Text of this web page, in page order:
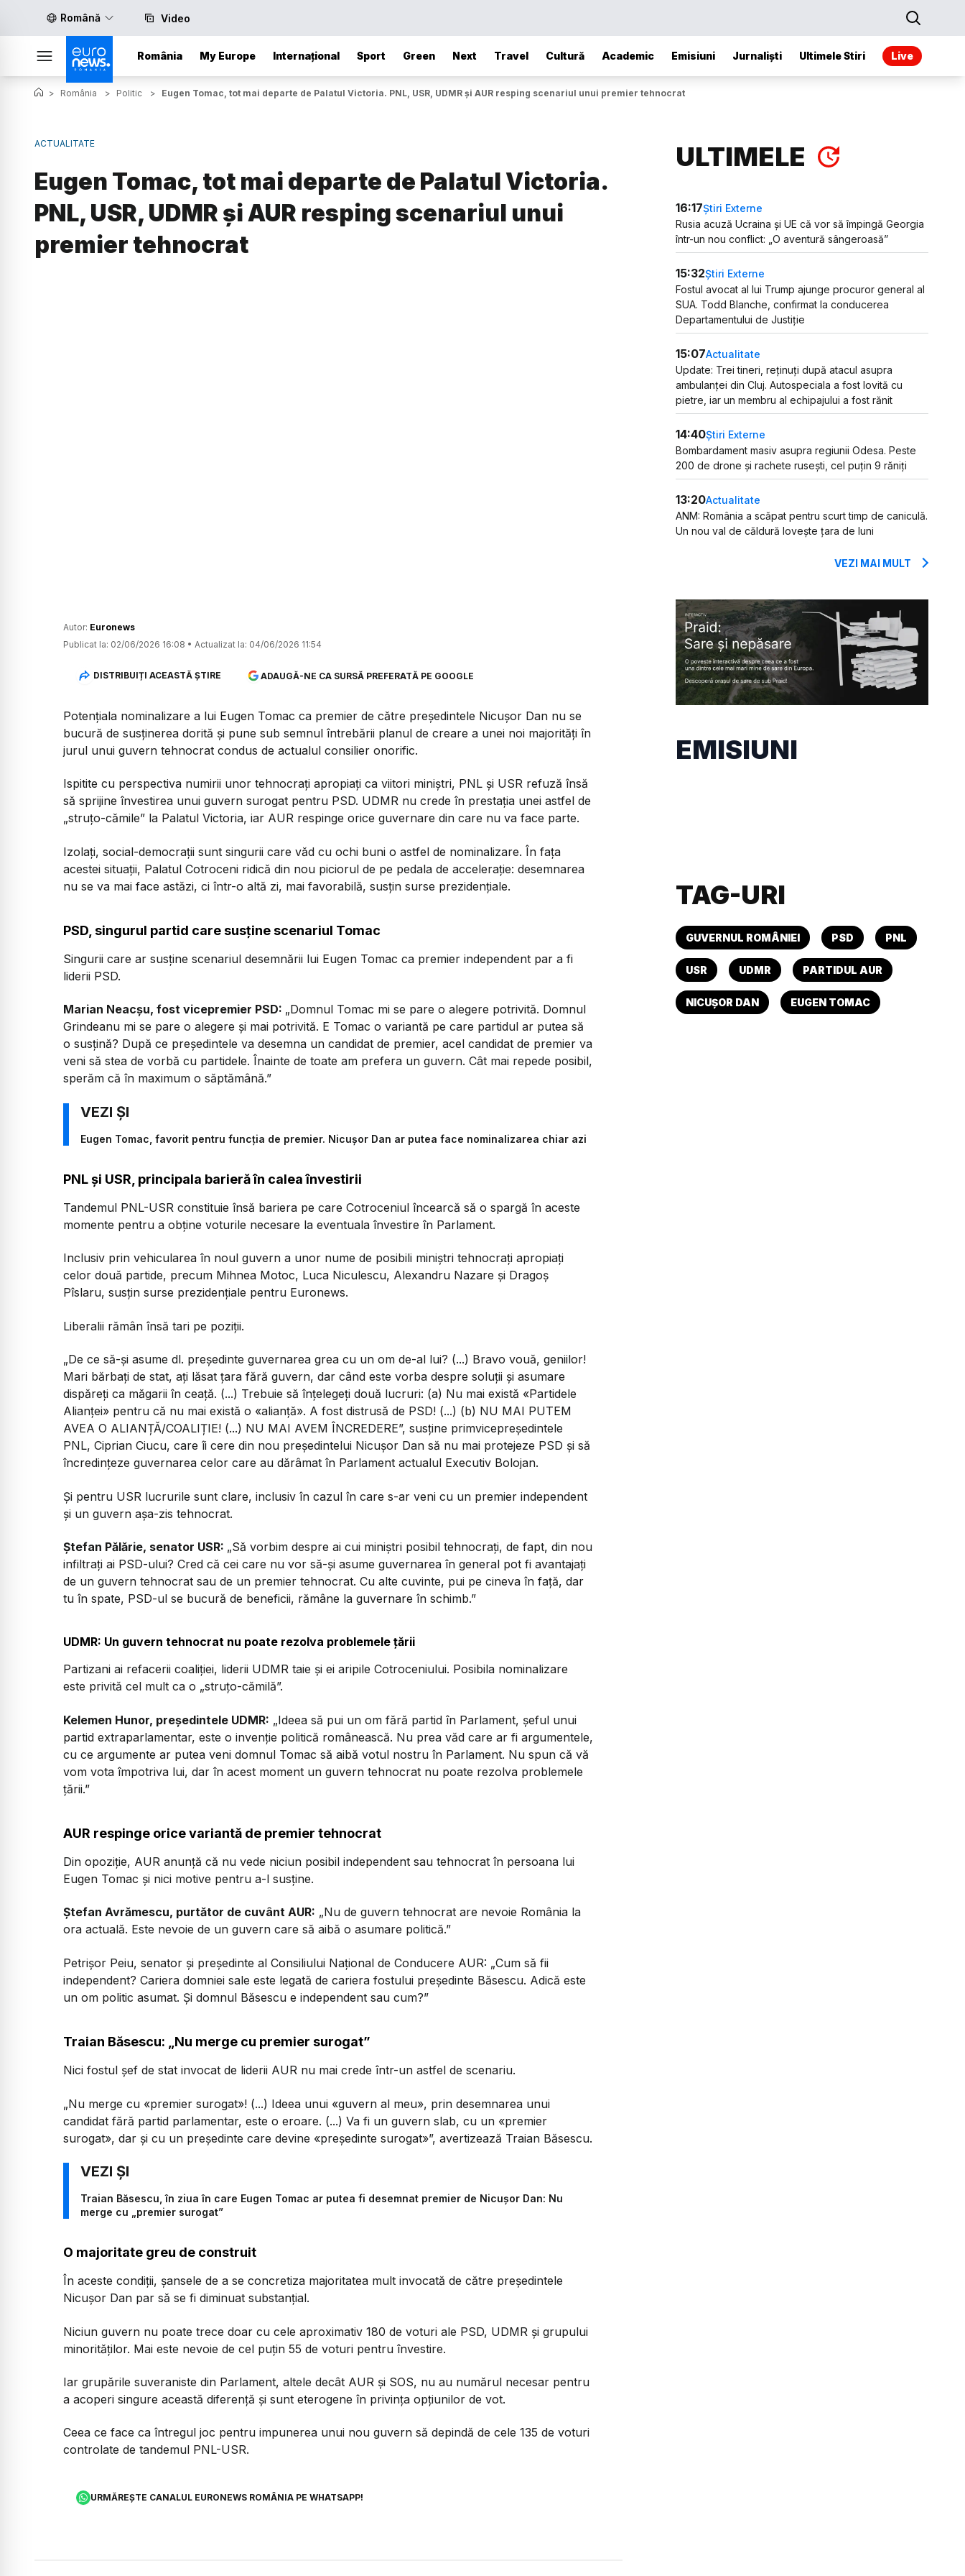
Română Video
România My Europe Internațional Sport Green Next Travel Cultură Academic Emisiuni Jurnaliști Ultimele Stiri Live
> România > Politic > Eugen Tomac, tot mai departe de Palatul Victoria. PNL, USR, UDMR și AUR resping scenariul unui premier tehnocrat
ACTUALITATE
Eugen Tomac, tot mai departe de Palatul Victoria.
PNL, USR, UDMR și AUR resping scenariul unui
premier tehnocrat
Autor: Euronews
Publicat la: 02/06/2026 16:08 • Actualizat la: 04/06/2026 11:54
DISTRIBUIȚI ACEASTĂ ȘTIRE ADAUGĂ-NE CA SURSĂ PREFERATĂ PE GOOGLE
Potențiala nominalizare a lui Eugen Tomac ca premier de către președintele Nicușor Dan nu se
bucură de susținerea dorită și pune sub semnul întrebării planul de creare a unei noi majorități în
jurul unui guvern tehnocrat condus de actualul consilier onorific.
Ispitite cu perspectiva numirii unor tehnocrați apropiați ca viitori miniștri, PNL și USR refuză însă
să sprijine învestirea unui guvern surogat pentru PSD. UDMR nu crede în prestația unei astfel de
„struțo-cămile” la Palatul Victoria, iar AUR respinge orice guvernare din care nu va face parte.
Izolați, social-democrații sunt singurii care văd cu ochi buni o astfel de nominalizare. În fața
acestei situații, Palatul Cotroceni ridică din nou piciorul de pe pedala de accelerație: desemnarea
nu se va mai face astăzi, ci într-o altă zi, mai favorabilă, susțin surse prezidențiale.
PSD, singurul partid care susține scenariul Tomac
Singurii care ar susține scenariul desemnării lui Eugen Tomac ca premier independent par a fi
liderii PSD.
Marian Neacșu, fost vicepremier PSD: „Domnul Tomac mi se pare o alegere potrivită. Domnul
Grindeanu mi se pare o alegere și mai potrivită. E Tomac o variantă pe care partidul ar putea să
o susțină? După ce președintele va desemna un candidat de premier, acel candidat de premier va
veni să stea de vorbă cu partidele. Înainte de toate am prefera un guvern. Cât mai repede posibil,
sperăm că în maximum o săptămână.”
Eugen Tomac, favorit pentru funcția de premier. Nicușor Dan ar putea face nominalizarea chiar azi
PNL și USR, principala barieră în calea învestirii
Tandemul PNL-USR constituie însă bariera pe care Cotroceniul încearcă să o spargă în aceste
momente pentru a obține voturile necesare la eventuala învestire în Parlament.
Inclusiv prin vehicularea în noul guvern a unor nume de posibili miniștri tehnocrați apropiați
celor două partide, precum Mihnea Motoc, Luca Niculescu, Alexandru Nazare și Dragoș
Pîslaru, susțin surse prezidențiale pentru Euronews.
Liberalii rămân însă tari pe poziții.
„De ce să-și asume dl. președinte guvernarea grea cu un om de-al lui? (...) Bravo vouă, geniilor!
Mari bărbați de stat, ați lăsat țara fără guvern, dar când este vorba despre soluții și asumare
dispăreți ca măgarii în ceață. (...) Trebuie să înțelegeți două lucruri: (a) Nu mai există «Partidele
Alianței» pentru că nu mai există o «alianță». A fost distrusă de PSD! (...) (b) NU MAI PUTEM
AVEA O ALIANȚĂ/COALIȚIE! (...) NU MAI AVEM ÎNCREDERE”, susține primvicepreședintele
PNL, Ciprian Ciucu, care îi cere din nou președintelui Nicușor Dan să nu mai protejeze PSD și să
încredințeze guvernarea celor care au dărâmat în Parlament actualul Executiv Bolojan.
Și pentru USR lucrurile sunt clare, inclusiv în cazul în care s-ar veni cu un premier independent
și un guvern așa-zis tehnocrat.
Ștefan Pălărie, senator USR: „Să vorbim despre ai cui miniștri posibil tehnocrați, de fapt, din nou
infiltrați ai PSD-ului? Cred că cei care nu vor să-și asume guvernarea în general pot fi avantajați
de un guvern tehnocrat sau de un premier tehnocrat. Cu alte cuvinte, pui pe cineva în față, dar
tu în spate, PSD-ul se bucură de beneficii, rămâne la guvernare în schimb.”
UDMR: Un guvern tehnocrat nu poate rezolva problemele țării
Partizani ai refacerii coaliției, liderii UDMR taie și ei aripile Cotroceniului. Posibila nominalizare
este privită cel mult ca o „struțo-cămilă”.
Kelemen Hunor, președintele UDMR: „Ideea să pui un om fără partid în Parlament, șeful unui
partid extraparlamentar, este o invenție politică românească. Nu prea văd care ar fi argumentele,
cu ce argumente ar putea veni domnul Tomac să aibă votul nostru în Parlament. Nu spun că vă
vom vota împotriva lui, dar în acest moment un guvern tehnocrat nu poate rezolva problemele
țării.”
AUR respinge orice variantă de premier tehnocrat
Din opoziție, AUR anunță că nu vede niciun posibil independent sau tehnocrat în persoana lui
Eugen Tomac și nici motive pentru a-l susține.
Ștefan Avrămescu, purtător de cuvânt AUR: „Nu de guvern tehnocrat are nevoie România la
ora actuală. Este nevoie de un guvern care să aibă o asumare politică.”
Petrișor Peiu, senator și președinte al Consiliului Național de Conducere AUR: „Cum să fii
independent? Cariera domniei sale este legată de cariera fostului președinte Băsescu. Adică este
un om politic asumat. Și domnul Băsescu e independent sau cum?”
Traian Băsescu: „Nu merge cu premier surogat”
Nici fostul șef de stat invocat de liderii AUR nu mai crede într-un astfel de scenariu.
„Nu merge cu «premier surogat»! (...) Ideea unui «guvern al meu», prin desemnarea unui
candidat fără partid parlamentar, este o eroare. (...) Va fi un guvern slab, cu un «premier
surogat», dar și cu un președinte care devine «președinte surogat»”, avertizează Traian Băsescu.
Traian Băsescu, în ziua în care Eugen Tomac ar putea fi desemnat premier de Nicușor Dan: Nu
merge cu „premier surogat”
O majoritate greu de construit
În aceste condiții, șansele de a se concretiza majoritatea mult invocată de către președintele
Nicușor Dan par să se fi diminuat substanțial.
Niciun guvern nu poate trece doar cu cele aproximativ 180 de voturi ale PSD, UDMR și grupului
minorităților. Mai este nevoie de cel puțin 55 de voturi pentru învestire.
Iar grupările suveraniste din Parlament, altele decât AUR și SOS, nu au numărul necesar pentru
a acoperi singure această diferență și sunt eterogene în privința opțiunilor de vot.
Ceea ce face ca întregul joc pentru impunerea unui nou guvern să depindă de cele 135 de voturi
controlate de tandemul PNL-USR.
URMĂREȘTE CANALUL EURONEWS ROMÂNIA PE WHATSAPP!
ULTIMELE
16:17Știri Externe
Rusia acuză Ucraina și UE că vor să împingă Georgia
într-un nou conflict: „O aventură sângeroasă”
15:32Știri Externe
Fostul avocat al lui Trump ajunge procuror general al
SUA. Todd Blanche, confirmat la conducerea
Departamentului de Justiție
15:07Actualitate
Update: Trei tineri, reținuți după atacul asupra
ambulanței din Cluj. Autospeciala a fost lovită cu
pietre, iar un membru al echipajului a fost rănit
14:40Știri Externe
Bombardament masiv asupra regiunii Odesa. Peste
200 de drone și rachete rusești, cel puțin 9 răniți
13:20Actualitate
ANM: România a scăpat pentru scurt timp de caniculă.
Un nou val de căldură lovește țara de luni
VEZI MAI MULT
EMISIUNI
TAG-URI
GUVERNUL ROMÂNIEI PSD PNL
USR UDMR PARTIDUL AUR
NICUȘOR DAN EUGEN TOMAC